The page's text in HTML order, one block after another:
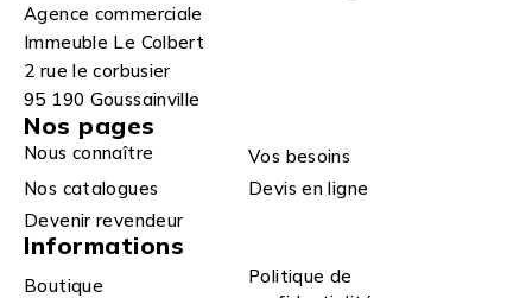
Agence commerciale
Immeuble Le Colbert
2 rue le corbusier
95 190 Goussainville
Nos pages
Nous connaître
Vos besoins
Nos catalogues
Devis en ligne
Devenir revendeur
Informations
Boutique
Politique de